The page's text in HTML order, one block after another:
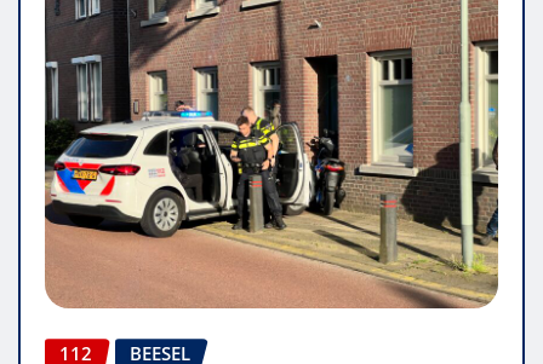
112 BEESEL